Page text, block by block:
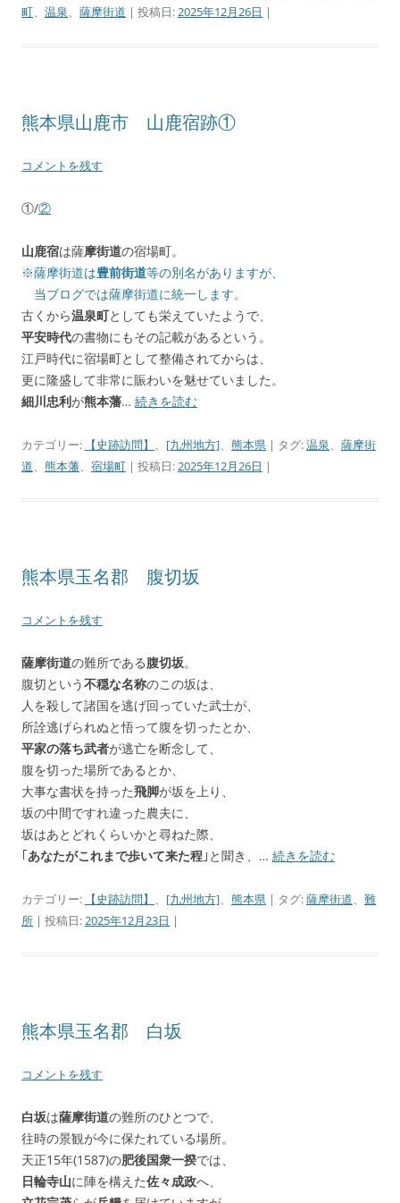
町、 温泉、 薩摩街道 | 投稿日:2025年12月26日 |
熊本県山鹿市 山鹿宿跡①
コメントを残す
①/②
山鹿宿は薩摩街道の宿場町。
※薩摩街道は豊前街道等の別名がありますが、
当ブログでは薩摩街道に統一します。
古くから温泉町としても栄えていたようで、
平安時代の書物にもその記載があるという。
江戸時代に宿場町として整備されてからは、
更に隆盛して非常に賑わいを魅せていました。
細川忠利が熊本藩… 続きを読む
カテゴリー: 【史跡訪問】 、 [九州地方]、 熊本県 | タグ:温泉、 薩摩街
道、 熊本藩、 宿場町 | 投稿日:2025年12月26日 |
熊本県玉名郡 腹切坂
コメントを残す
薩摩街道の難所である腹切坂。
腹切という不穏な名称のこの坂は、
人を殺して諸国を逃げ回っていた武士が、
所詮逃げられぬと悟って腹を切ったとか、
平家の落ち武者が逃亡を断念して、
腹を切った場所であるとか、
大事な書状を持った飛脚が坂を上り、
坂の中間ですれ違った農夫に、
坂はあとどれくらいかと尋ねた際、
｢あなたがこれまで歩いて来た程 ｣と聞き、… 続きを読む
カテゴリー: 【史跡訪問】 、 [九州地方]、 熊本県 | タグ:薩摩街道、 難
所 | 投稿日:2025年12月23日 |
熊本県玉名郡 白坂
コメントを残す
白坂は薩摩街道の難所のひとつで、
往時の景観が今に保たれている場所。
天正15年(1587)の肥後国衆一揆では、
日輪寺山に陣を構えた佐々成政へ、